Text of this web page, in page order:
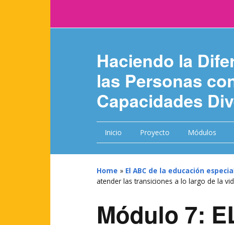
Haciendo la
las Personas
Capacidades
Inicio Proyecto Módulos
Home » El ABC de la educación
atender las transiciones a lo largo de la
Módulo 7: